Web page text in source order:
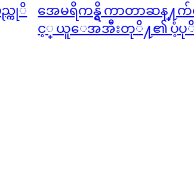
ည္ကုိ
အေမရိကန္ရွိ ကာတာဆန္႔က်
င့္ ယူေအအီးတုိ႔၏ ပံ့ပုိး